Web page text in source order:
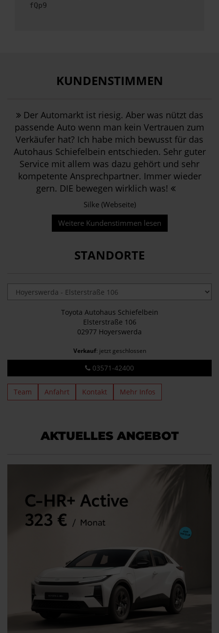
fQp9
KUNDENSTIMMEN
Der Automarkt ist riesig. Aber was nützt das
passende Auto wenn man kein Vertrauen zum
Verkäufer hat? Ich habe mich bewusst für das
Autohaus Schiefelbein entschieden. Sehr guter
Service mit allem was dazu gehört und sehr
kompetente Ansprechpartner. Immer wieder
gern. DIE bewegen wirklich was!
Silke (Webseite)
Weitere Kundenstimmen lesen
STANDORTE
Toyota Autohaus Schiefelbein
Elsterstraße 106
02977 Hoyerswerda
Verkauf: jetzt geschlossen
03571-42400
Team Anfahrt Kontakt Mehr Infos
AKTUELLES ANGEBOT